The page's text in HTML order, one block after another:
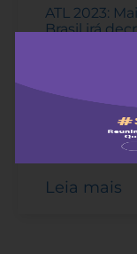
ATL 2023:
Brasil irá
exigir a
No Dia dos
lança
Leia mais